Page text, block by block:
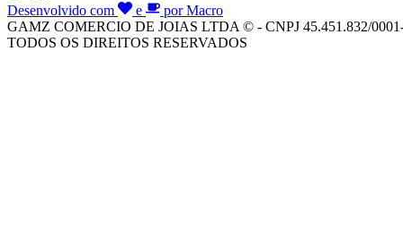
Desenvolvido com e
por Macro
GAMZ COMERCIO DE JOIAS LTDA © - CNPJ 45.451.832/
TODOS OS DIREITOS RESERVADOS